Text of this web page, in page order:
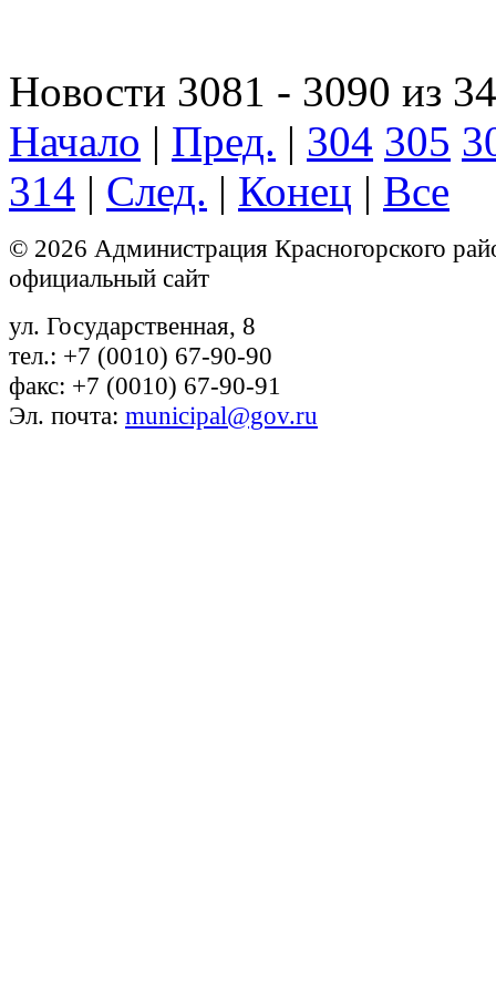
Новости 3081 - 3090 из
Начало | Пред. | 304 305
314 | След. | Конец | Все
© 2026 Администрация Красногорского
официальный сайт
ул. Государственная, 8
тел.: +7 (0010) 67-90-90
факс: +7 (0010) 67-90-91
Эл. почта: municipal@gov.ru